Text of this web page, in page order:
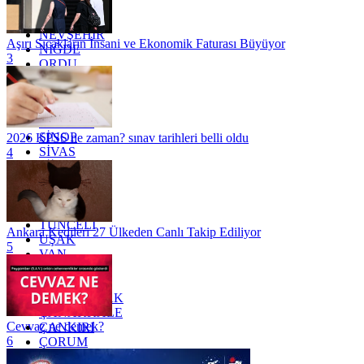
MUĞLA
MUŞ
NEVŞEHİR
NİĞDE
ORDU
OSMANİYE
RİZE
SAKARYA
SAMSUN
SİNOP
SİVAS
SİİRT
TEKİRDAĞ
TOKAT
TRABZON
TUNCELİ
UŞAK
VAN
YALOVA
YOZGAT
ZONGULDAK
ÇANAKKALE
ÇANKIRI
ÇORUM
İSTANBUL
Aşırı Sıcakların İnsani ve Ekonomik Faturası Büyüyor
3
2026 KPSS ne zaman? sınav tarihleri belli oldu
4
Ankara Kedileri 27 Ülkeden Canlı Takip Ediliyor
5
Cevvaz ne demek?
6